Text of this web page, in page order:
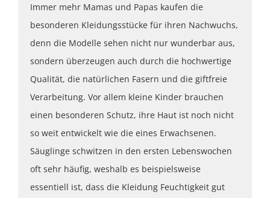
Immer mehr Mamas und Papas kaufen die
besonderen Kleidungsstücke für ihren Nachwuchs,
denn die Modelle sehen nicht nur wunderbar aus,
sondern überzeugen auch durch die hochwertige
Qualität, die natürlichen Fasern und die giftfreie
Verarbeitung. Vor allem kleine Kinder brauchen
einen besonderen Schutz, ihre Haut ist noch nicht
so weit entwickelt wie die eines Erwachsenen.
Säuglinge schwitzen in den ersten Lebenswochen
oft sehr häufig, weshalb es beispielsweise
essentiell ist, dass die Kleidung Feuchtigkeit gut